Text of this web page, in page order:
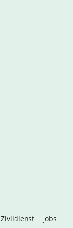
Zivildienst Jobs